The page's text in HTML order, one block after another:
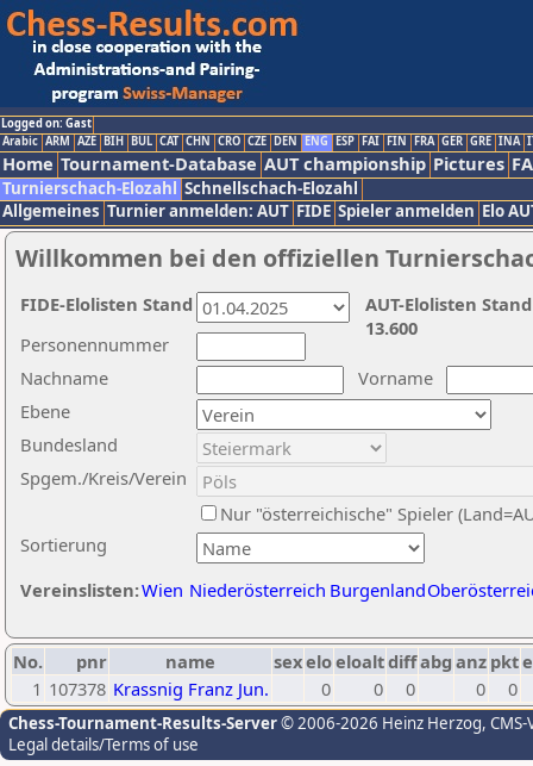
Logged on: Gast
Arabic ARM AZE BIH BUL CAT CHN CRO CZE DEN ENG ESP FAI FIN FRA GER GRE INA
Home Tournament-Database AUT championship Pictures
Turnierschach-Elozahl Schnellschach-Elozahl
Allgemeines Turnier anmelden: AUT FIDE Spieler anmelden Elo
Willkommen bei den offiziellen
Nachname
Vorname
Ebene
Sortierung
Personennummer
Bundesland
Spgem./Kreis/Verein
Nur "österreichische" Spieler
Vereinslisten:Wien Niederösterreich Burgenland
AUT-Elolisten
13.600
FIDE-Elolisten Stand
No. pnr name sexeloeloaltdiffabg anz pkt
1 107378 Krassnig Franz Jun. 0 0 0 0 0
Chess-Tournament-Results-Server© 2006-2026 Heinz Herzog,
Legal details/Terms of use